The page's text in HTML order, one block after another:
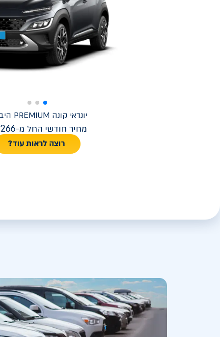
יונדאי קונה PREMIUM היברידי
מחיר חודשי החל מ-
רוצה לראות עוד?